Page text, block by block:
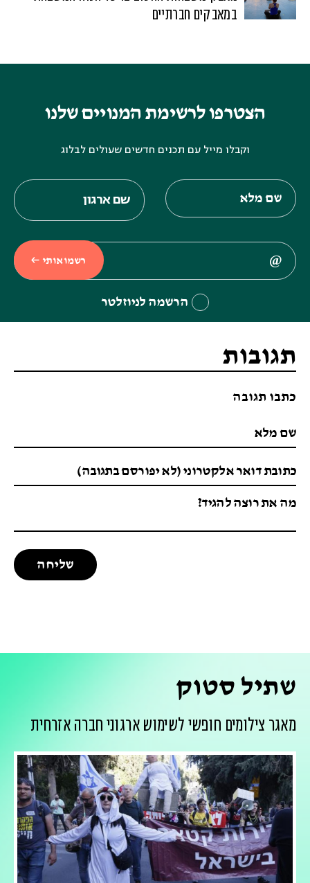
במאבקים חברתיים
הצטרפו לרשימת המנויים שלנו
וקבלו מייל עם תכנים חדשים שעולים לבלוג
הרשמה לניוזלטר
רשמו אותי
תגובות
כתבו תגובה
שתיל סטוק
מאגר צילומים חופשי לשימוש ארגוני חברה אזרחית